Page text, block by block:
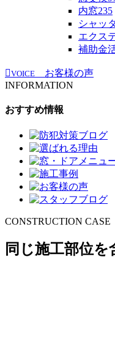
内窓235
シャッ
エクス
補助金
VOICE
お客様の声
INFORMATION
おすすめ情報
CONSTRUCTION CASE
同じ施工部位を